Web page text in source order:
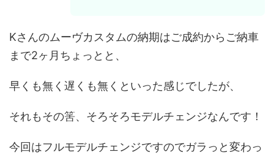
Kさんのムーヴカスタムの納期はご成約からご納車
まで2ヶ月ちょっとと、
早くも無く遅くも無くといった感じでしたが、
それもその筈、そろそろモデルチェンジなんです！
今回はフルモデルチェンジですのでガラっと変わっ